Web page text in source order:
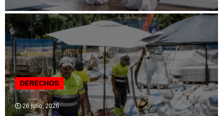
DERECHOS
26 julio, 2026